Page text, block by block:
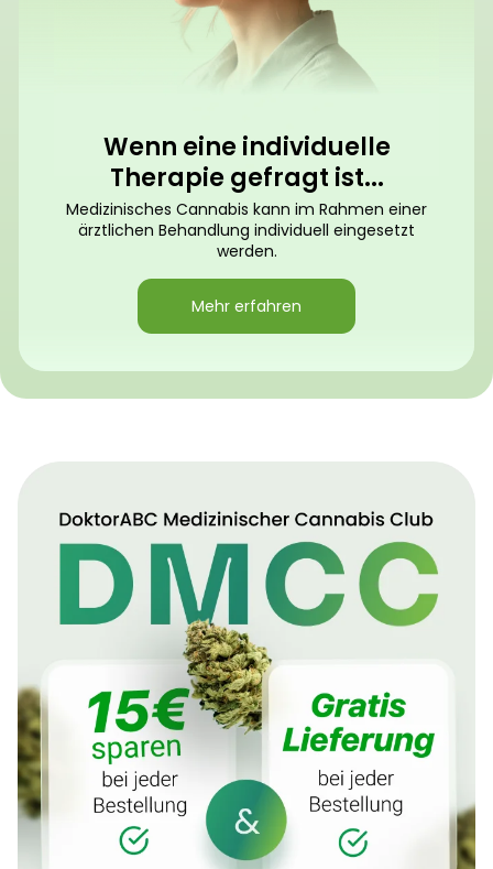
Wenn eine individuelle
Therapie gefragt ist...
Medizinisches Cannabis kann im Rahmen einer
ärztlichen Behandlung individuell eingesetzt
werden.
Mehr erfahren